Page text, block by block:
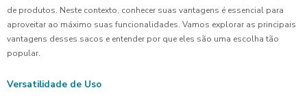
de produtos. Neste contexto, conhecer suas vantagens é essencial para
aproveitar ao máximo suas funcionalidades. Vamos explorar as principais
vantagens desses sacos e entender por que eles são uma escolha tão
popular.
Versatilidade de Uso